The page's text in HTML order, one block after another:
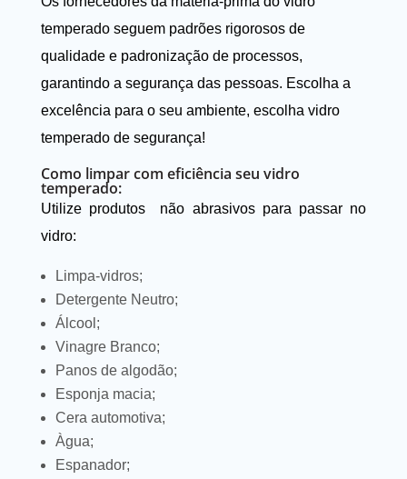
temperado seguem padrões rigorosos de
qualidade e padronização de processos,
garantindo a segurança das pessoas. Escolha a
excelência para o seu ambiente, escolha vidro
temperado de segurança!
Como limpar com eficiência seu vidro
temperado:
Utilize produtos não abrasivos para passar no
vidro:
Limpa-vidros;
Detergente Neutro;
Álcool;
Vinagre Branco;
Panos de algodão;
Esponja macia;
Cera automotiva;
Àgua;
Espanador;